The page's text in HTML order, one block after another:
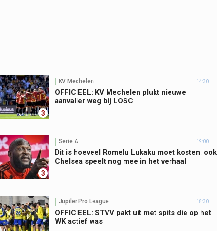
3
KV Mechelen 14:30
OFFICIEEL: KV Mechelen plukt nieuwe
aanvaller weg bij LOSC
3
Serie A 19:00
Dit is hoeveel Romelu Lukaku moet kosten: ook
Chelsea speelt nog mee in het verhaal
Jupiler Pro League 18:30
OFFICIEEL: STVV pakt uit met spits die op het
WK actief was